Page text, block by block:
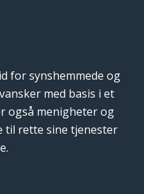
for synshemmede og
med basis i et
også menigheter og
til rette sine tjenester